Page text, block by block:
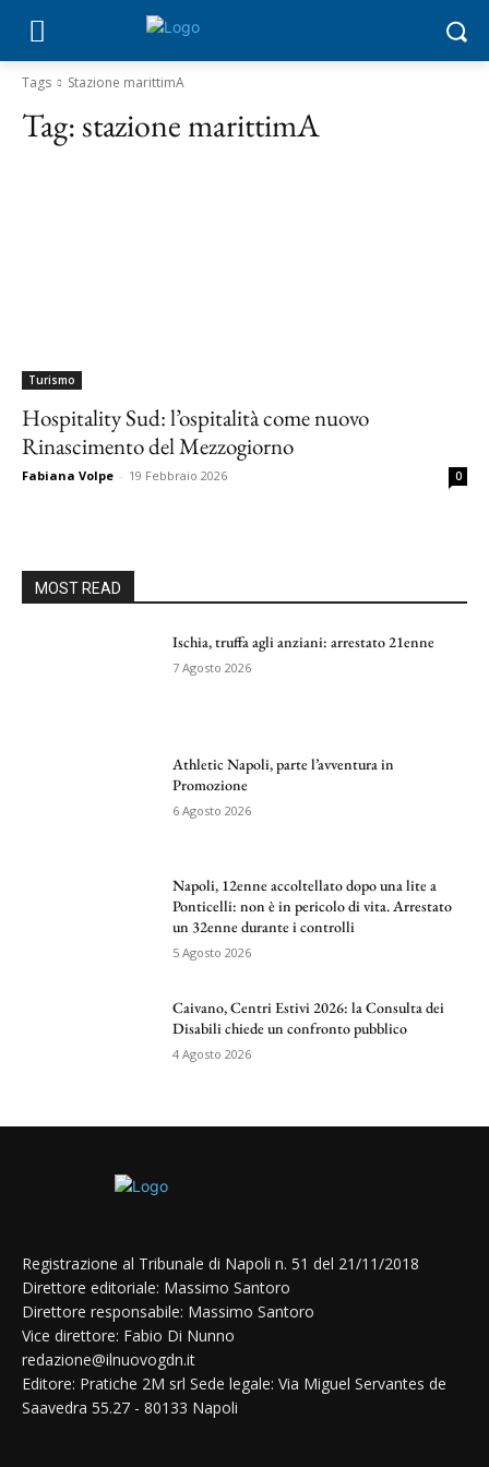
Tags Stazione marittimA
Tag: stazione marittimA
Turismo
Hospitality Sud: l’ospitalità come nuovo
Rinascimento del Mezzogiorno
Fabiana Volpe - 19 Febbraio 2026 0
MOST READ
Ischia, truffa agli anziani: arrestato 21enne
7 Agosto 2026
Athletic Napoli, parte l’avventura in
Promozione
6 Agosto 2026
Napoli, 12enne accoltellato dopo una lite a
Ponticelli: non è in pericolo di vita. Arrestato
un 32enne durante i controlli
5 Agosto 2026
Caivano, Centri Estivi 2026: la Consulta dei
Disabili chiede un confronto pubblico
4 Agosto 2026
Registrazione al Tribunale di Napoli n. 51 del 21/11/2018
Direttore editoriale: Massimo Santoro
Direttore responsabile: Massimo Santoro
Vice direttore: Fabio Di Nunno
redazione@ilnuovogdn.it
Editore: Pratiche 2M srl Sede legale: Via Miguel Servantes de
Saavedra 55.27 - 80133 Napoli